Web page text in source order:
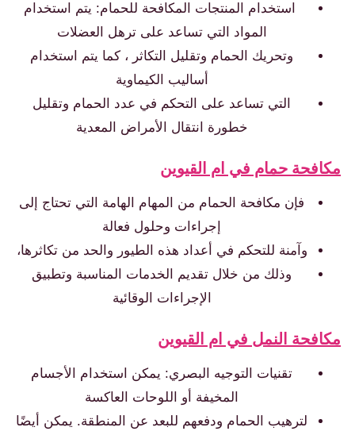
استخدام المنتجات المكافحة للحمام: يتم استخدام
المواد التي تساعد على ترهل العضلات
وتحريك الحمام وتقليل التكاثر ، كما يتم استخدام
أساليب الكيماوية
التي تساعد على التحكم في عدد الحمام وتقليل
خطورة انتقال الأمراض المعدية
حمام في ام القيوين
فإن مكافحة الحمام من المهام الهامة التي تحتاج إلى
إجراءات وحلول فعالة
وآمنة للتحكم في أعداد هذه الطيور والحد من تكاثرها،
وذلك من خلال تقديم الخدمات المناسبة وتطبيق
الإجراءات الوقائية
النمل في ام القيوين
تقنيات التوجيه البصري: يمكن استخدام الأجسام
المخيفة أو اللوحات العاكسة
لترهيب الحمام ودفعهم للبعد عن المنطقة. يمكن أيضًا